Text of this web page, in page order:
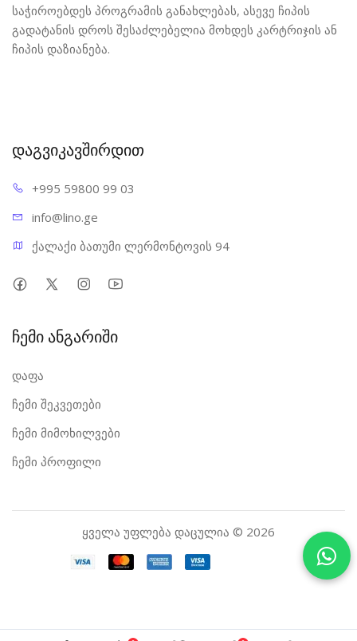
საჭიროებდეს პროგრამის განახლებას, ასევე ჩიპის
გადატანის დროს შესაძლებელია მოხდეს კარტრიჯის ან
ჩიპის დაზიანება.
დაგვიკავშირდით
+995 59800 99 03
info@lino.ge
ქალაქი ბათუმი ლერმონტოვის 94
ჩემი ანგარიში
დაფა
ჩემი შეკვეთები
ჩემი მიმოხილვები
ჩემი პროფილი
ყველა უფლება დაცულია © 2026